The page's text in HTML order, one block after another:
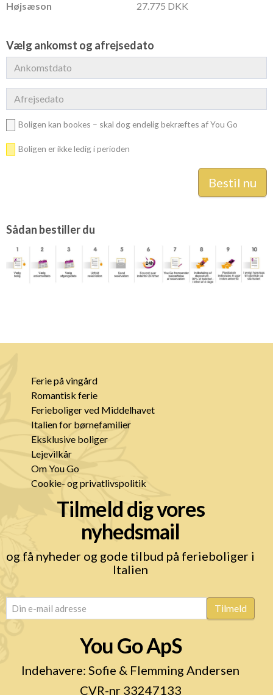
27.775 DKK
Vælg ankomst og afrejsedato
Boligen kan bookes – skal dog endelig bekræftes af You Go
Boligen er ikke ledig i perioden
Sådan bestiller du
Ferie på vingård
Romantisk ferie
Ferieboliger ved Middelhavet
Italien for børnefamilier
Eksklusive boliger
Lejevilkår
Om You Go
Cookie- og privatlivspolitik
Tilmeld dig vores
nyhedsmail
og få nyheder og gode tilbud på ferieboliger i
Italien
email (Påkrævet) Tilmeld
You Go ApS
Indehavere: Sofie & Flemming Andersen
CVR-nr 33247133